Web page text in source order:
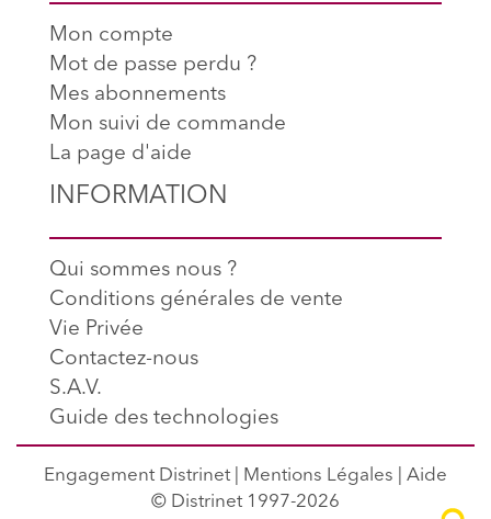
Mon compte
Mot de passe perdu ?
Mes abonnements
Mon suivi de commande
La page d'aide
INFORMATION
Qui sommes nous ?
Conditions générales de vente
Vie Privée
Contactez-nous
S.A.V.
Guide des technologies
Engagement Distrinet Mentions Légales
Aide
© Distrinet 1997-2026